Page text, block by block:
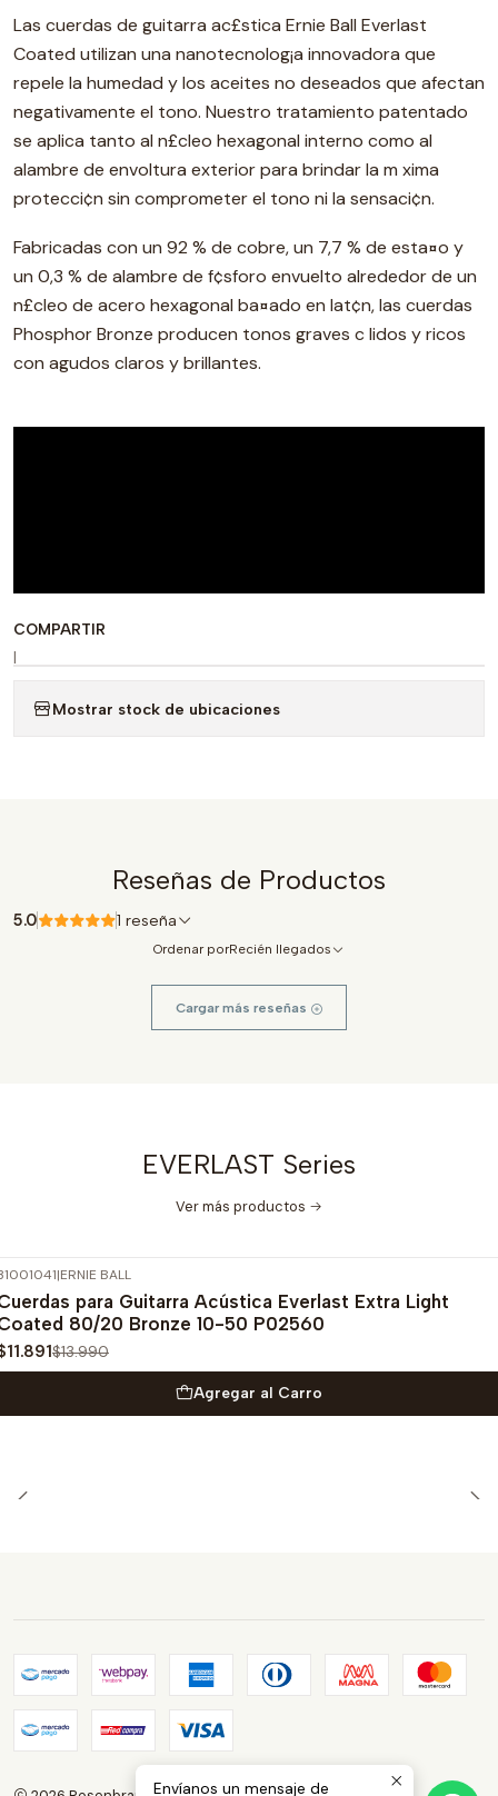
Las cuerdas de guitarra ac£stica Ernie Ball Everlast
Coated utilizan una nanotecnolog¡a innovadora que
repele la humedad y los aceites no deseados que afectan
negativamente el tono. Nuestro tratamiento patentado
se aplica tanto al n£cleo hexagonal interno como al
alambre de envoltura exterior para brindar la m xima
protecci¢n sin comprometer el tono ni la sensaci¢n.
Fabricadas con un 92 % de cobre, un 7,7 % de esta¤o y
un 0,3 % de alambre de f¢sforo envuelto alrededor de un
n£cleo de acero hexagonal ba¤ado en lat¢n, las cuerdas
Phosphor Bronze producen tonos graves c lidos y ricos
con agudos claros y brillantes.
COMPARTIR
|
Mostrar stock de ubicaciones
Reseñas de Productos
5.0 1 reseña
Ordenar porRecién llegados
Cargar más reseñas
EVERLAST Series
Ver más productos
OFF
|ERNIE BALL
para Guitarra Acústica Everlast Extra Light
80/20 Bronze 10-50 P02560
$13.990
Agregar al Carro
Envíanos un mensaje de